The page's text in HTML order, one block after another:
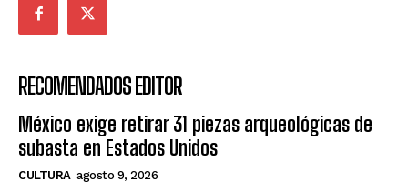
RECOMENDADOS EDITOR
México exige retirar 31 piezas arqueológicas de
subasta en Estados Unidos
CULTURA agosto 9, 2026